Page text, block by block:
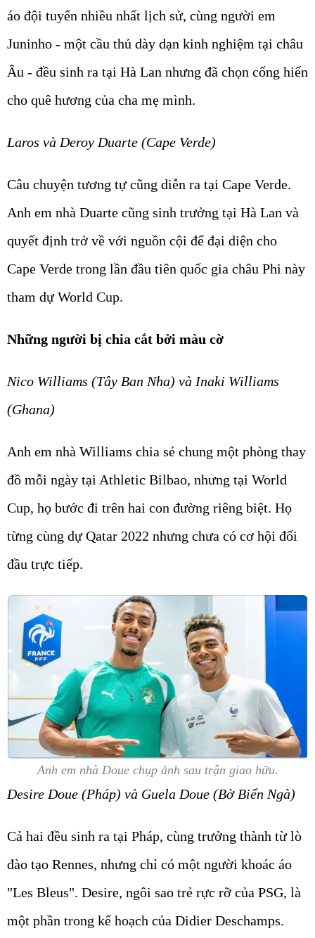
áo đội tuyển nhiều nhất lịch sử, cùng người em
Juninho - một cầu thủ dày dạn kinh nghiệm tại châu
Âu - đều sinh ra tại Hà Lan nhưng đã chọn cống hiến
cho quê hương của cha mẹ mình.
Laros và Deroy Duarte (Cape Verde)
Câu chuyện tương tự cũng diễn ra tại Cape Verde.
Anh em nhà Duarte cũng sinh trưởng tại Hà Lan và
quyết định trở về với nguồn cội để đại diện cho
Cape Verde trong lần đầu tiên quốc gia châu Phi này
tham dự World Cup.
Những người bị chia cắt bởi màu cờ
Nico Williams (Tây Ban Nha) và Inaki Williams
(Ghana)
Anh em nhà Williams chia sẻ chung một phòng thay
đồ mỗi ngày tại Athletic Bilbao, nhưng tại World
Cup, họ bước đi trên hai con đường riêng biệt. Họ
từng cùng dự Qatar 2022 nhưng chưa có cơ hội đối
đầu trực tiếp.
Anh em nhà Doue chụp ảnh sau trận giao hữu.
Desire Doue (Pháp) và Guela Doue (Bờ Biển Ngà)
Cả hai đều sinh ra tại Pháp, cùng trưởng thành từ lò
đào tạo Rennes, nhưng chỉ có một người khoác áo
"Les Bleus". Desire, ngôi sao trẻ rực rỡ của PSG, là
một phần trong kế hoạch của Didier Deschamps.